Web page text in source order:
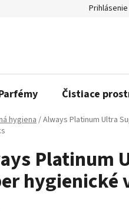
Prihlásenie
Čistiace
hygiena/Always Platinum Ultra
Platinum
hygienické